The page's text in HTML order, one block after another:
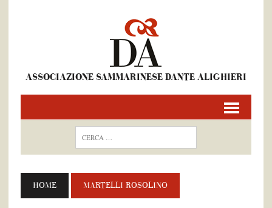
ASSOCIAZIONE SAMMARINESE DANTE ALIGHIERI
HOME MARTELLI ROSOLINO